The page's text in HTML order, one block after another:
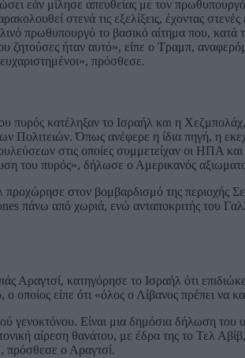
εάν μίλησε απευθείας με τον
στενά τις εξελίξεις, έχοντας
πρωθυπουργό το βασικό αίτημα που, κατά
ζητούσες ήταν αυτό», είπε ο Τραμπ,
πρόσθεσε.
πυρός κατέληξαν το Ισραήλ και η
Όπως ανέφερε η ίδια πηγή, η
στις οποίες συμμετείχαν οι ΗΠΑ
του πυρός», δήλωσε ο Αμερικανός
στον βομβαρδισμό της περιοχής
πάνω από χωριά, ενώ ανταποκριτής του
Αραγτσί, κατηγόρησε το Ισραήλ ότι
είπε ότι «όλος ο Λίβανος πρέπει να
γενοκτόνου. Είναι μια δημόσια δήλωση του
αίρεση θανάτου, με έδρα της το Τελ
πρόσθεσε ο Αραγτσί.